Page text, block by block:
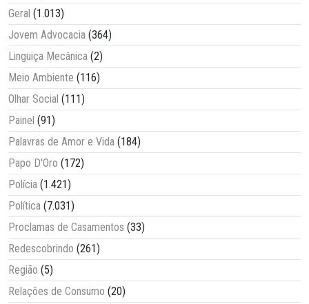
Geral (1.013)
Jovem Advocacia (364)
Linguiça Mecânica (2)
Meio Ambiente (116)
Olhar Social (111)
Painel (91)
Palavras de Amor e Vida (184)
Papo D'Oro (172)
Polícia (1.421)
Política (7.031)
Proclamas de Casamentos (33)
Redescobrindo (261)
Região (5)
Relações de Consumo (20)